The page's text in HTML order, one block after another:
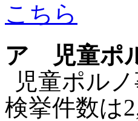
こちら
ア 児童ポ
児童ポル
検挙件数は